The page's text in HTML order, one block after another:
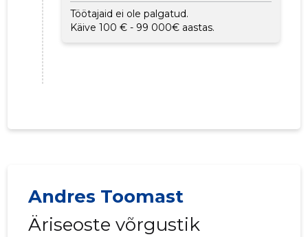
Töötajaid ei ole palgatud.
Käive 100 € - 99 000€ aastas.
Andres Toomast
Äriseoste võrgustik